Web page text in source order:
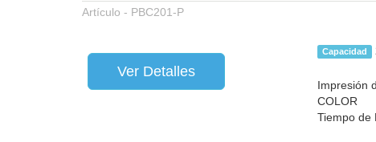
Artículo - PBC201-P
Capacidad
Impresión
COLOR
Tiempo de
Ver Detalles